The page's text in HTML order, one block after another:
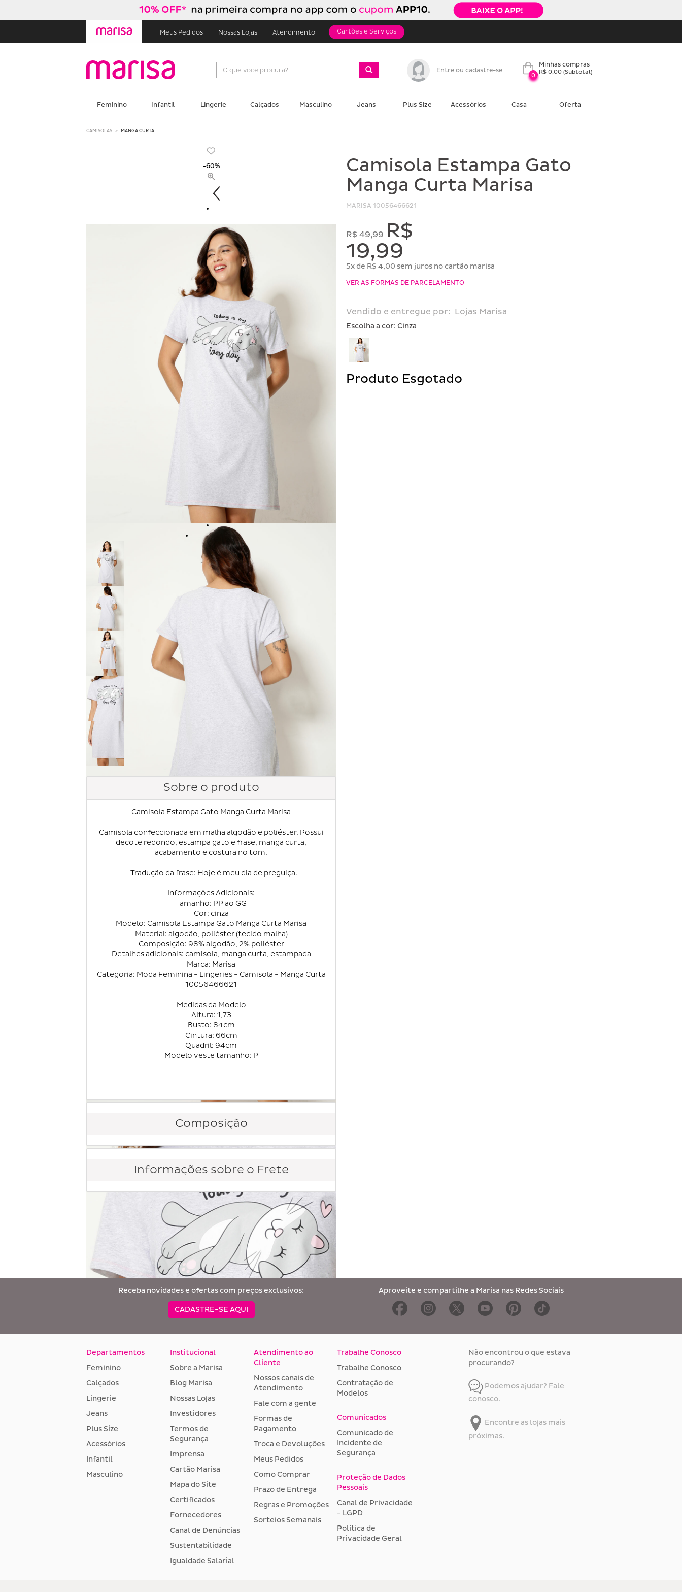
Meus Pedidos Nossas Lojas Atendimento Cartões e Serviços
Entre ou cadastre-se
0
Minhas compras
R$ 0,00 (Subtotal)
Feminino Infantil Lingerie Calçados Masculino Jeans Plus Size Acessórios Casa Oferta
CAMISOLAS MANGA CURTA
-60%
Sobre o produto
Camisola Estampa Gato Manga Curta Marisa
Camisola confeccionada em malha algodão e poliéster. Possui
decote redondo, estampa gato e frase, manga curta,
acabamento e costura no tom.
- Tradução da frase: Hoje é meu dia de preguiça.
Informações Adicionais:
Tamanho: PP ao GG
Cor: cinza
Modelo: Camisola Estampa Gato Manga Curta Marisa
Material: algodão, poliéster (tecido malha)
Composição: 98% algodão, 2% poliéster
Detalhes adicionais: camisola, manga curta, estampada
Marca: Marisa
Categoria: Moda Feminina - Lingeries - Camisola - Manga Curta
10056466621
Medidas da Modelo
Altura: 1,73
Busto: 84cm
Cintura: 66cm
Quadril: 94cm
Modelo veste tamanho: P
Composição
Informações sobre o Frete
Camisola Estampa Gato
Manga Curta Marisa
MARISA 10056466621
R$ 49,99 R$
19,99
5x de R$ 4,00 sem juros no cartão marisa
VER AS FORMAS DE PARCELAMENTO
Vendido e entregue por: Lojas Marisa
Escolha a cor: Cinza
Produto Esgotado
Receba novidades e ofertas com preços exclusivos:
CADASTRE-SE AQUI
Aproveite e compartilhe a Marisa nas Redes Sociais
Não encontrou o que estava
procurando?
Podemos ajudar? Fale
conosco.
Encontre as lojas mais
próximas.
Departamentos
Feminino
Calçados
Lingerie
Jeans
Plus Size
Acessórios
Infantil
Masculino
Institucional
Sobre a Marisa
Blog Marisa
Nossas Lojas
Investidores
Termos de
Segurança
Imprensa
Cartão Marisa
Mapa do Site
Certificados
Fornecedores
Canal de Denúncias
Sustentabilidade
Igualdade Salarial
Atendimento ao
Cliente
Nossos canais de
Atendimento
Fale com a gente
Formas de
Pagamento
Troca e Devoluções
Meus Pedidos
Como Comprar
Prazo de Entrega
Regras e Promoções
Sorteios Semanais
Trabalhe Conosco
Trabalhe Conosco
Contratação de
Modelos
Comunicados
Comunicado de
Incidente de
Segurança
Proteção de Dados
Pessoais
Canal de Privacidade
- LGPD
Política de
Privacidade Geral